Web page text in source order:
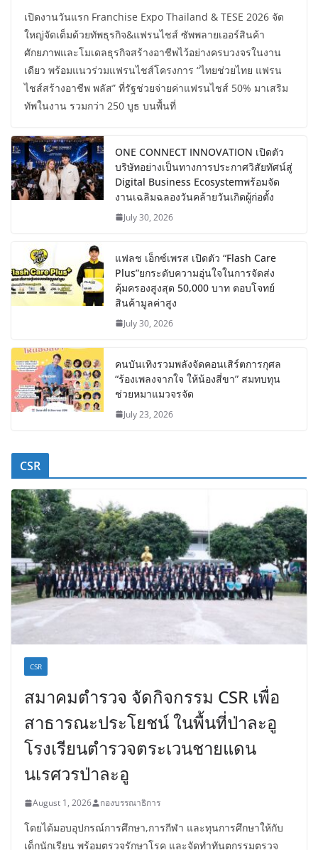
เปิดงานวันแรก Franchise Expo Thailand & TESE 2026 จัด
ใหญ่จัดเต็มด้วยทัพธุรกิจ&แฟรนไชส์ ซัพพลายเออร์สินค้า
ศักยภาพและโมเดลธุรกิจสร้างอาชีพไว้อย่างครบวงจรในงาน
เดียว พร้อมแนวร่วมแฟรนไชส์โครงการ “ไทยช่วยไทย แฟรน
ไชส์สร้างอาชีพ พลัส” ที่รัฐช่วยจ่ายค่าแฟรนไชส์ 50% มาเสริม
ทัพในงาน รวมกว่า 250 บูธ บนพื้นที่
ONE CONNECT INNOVATION เปิดตัว
บริษัทอย่างเป็นทางการประกาศวิสัยทัศน์สู่
Digital Business Ecosystemพร้อมจัด
งานเฉลิมฉลองวันคล้ายวันเกิดผู้ก่อตั้ง
July 30, 2026
แฟลช เอ็กซ์เพรส เปิดตัว “Flash Care
Plus”ยกระดับความอุ่นใจในการจัดส่ง
คุ้มครองสูงสุด 50,000 บาท ตอบโจทย์
สินค้ามูลค่าสูง
July 30, 2026
คนบันเทิงรวมพลังจัดคอนเสิร์ตการกุศล
“ร้องเพลงจากใจ ให้น้องสี่ขา” สมทบทุน
ช่วยหมาแมวจรจัด
July 23, 2026
CSR
CSR
สมาคมตำรวจ จัดกิจกรรม CSR เพื่อ
สาธารณะประโยชน์ ในพื้นที่ป่าละอู
โรงเรียนตำรวจตระเวนชายแดน
นเรศวรป่าละอู
August 1, 2026 กองบรรณาธิการ
โดยได้มอบอุปกรณ์การศึกษา,การกีฬา และทุนการศึกษาให้กับ
เด็กนักเรียน พร้อมตรวจรักษาโรค และจัดทำทันตกรรมตรวจ